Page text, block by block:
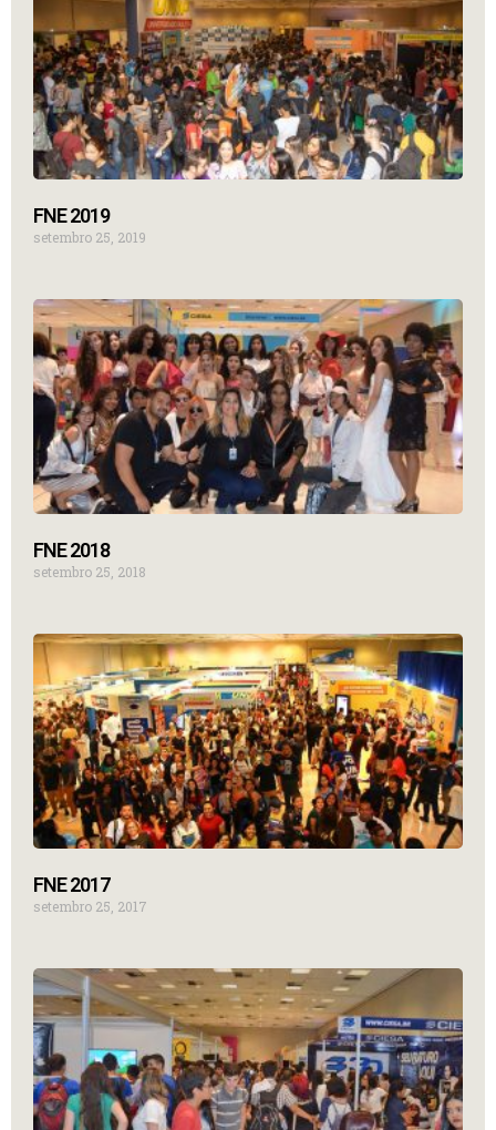
FNE 2019
setembro 25, 2019
FNE 2018
setembro 25, 2018
FNE 2017
setembro 25, 2017